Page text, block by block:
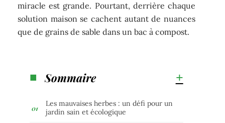
miracle est grande. Pourtant, derrière chaque
solution maison se cachent autant de nuances
que de grains de sable dans un bac à compost.
Sommaire
Les mauvaises herbes : un défi pour un
jardin sain et écologique